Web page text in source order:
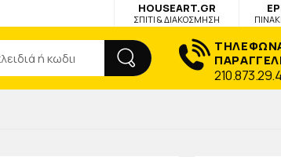
HOUSEART.GR
ΣΠΙΤΙ & ΔΙΑΚΟΣΜΗΣΗ